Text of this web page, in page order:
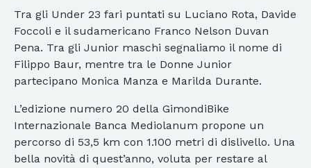
Tra gli Under 23 fari puntati su Luciano Rota, Davide
Foccoli e il sudamericano Franco Nelson Duvan
Pena. Tra gli Junior maschi segnaliamo il nome di
Filippo Baur, mentre tra le Donne Junior
partecipano Monica Manza e Marilda Durante.
L’edizione numero 20 della GimondiBike
Internazionale Banca Mediolanum propone un
percorso di 53,5 km con 1.100 metri di dislivello. Una
bella novità di quest’anno, voluta per restare al